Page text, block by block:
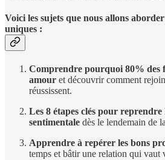
Voici les sujets que nous allons aborder
uniques :
Comprendre pourquoi 80% des
amour et découvrir comment
réussissent.
Les 8 étapes clés pour reprendre
sentimentale dès le lendemain de
Apprendre à repérer les bons
temps et bâtir une relation qui vaut